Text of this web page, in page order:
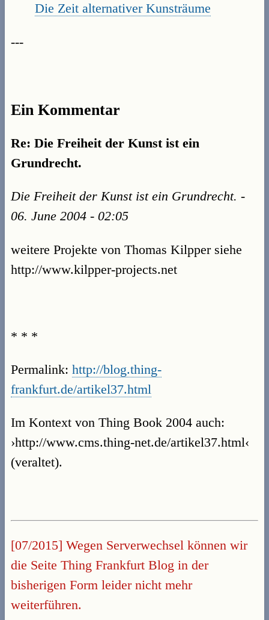
Die Zeit alternativer Kunsträume
---
Ein Kommentar
Re: Die Freiheit der Kunst ist ein
Grundrecht.
Die Freiheit der Kunst ist ein Grundrecht. -
06. June 2004 - 02:05
weitere Projekte von Thomas Kilpper siehe
http://www.kilpper-projects.net
* * *
Permalink: http://blog.thing-
frankfurt.de/artikel37.html
Im Kontext von Thing Book 2004 auch:
›http://www.cms.thing-net.de/artikel37.html‹
(veraltet).
[07/2015] Wegen Serverwechsel können wir
die Seite Thing Frankfurt Blog in der
bisherigen Form leider nicht mehr
weiterführen.